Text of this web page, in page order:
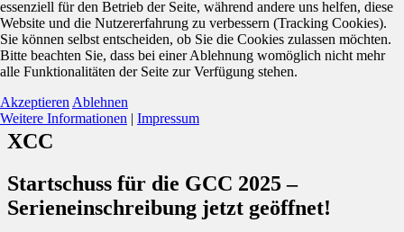
XCC
Startschuss für die GCC 2025 –
Serieneinschreibung jetzt geöffnet!
essenziell für den Betrieb der Seite, während andere uns helfen, diese
Website und die Nutzererfahrung zu verbessern (Tracking Cookies).
Sie können selbst entscheiden, ob Sie die Cookies zulassen möchten.
Bitte beachten Sie, dass bei einer Ablehnung womöglich nicht mehr
alle Funktionalitäten der Seite zur Verfügung stehen.
Akzeptieren Ablehnen
Weitere Informationen | Impressum